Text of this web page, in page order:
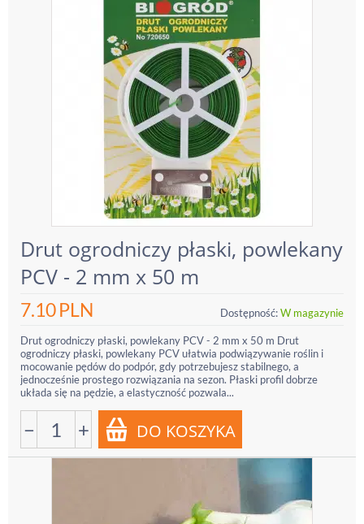
Drut ogrodniczy płaski, powlekany
PCV - 2 mm x 50 m
7.10PLN Dostępność:W magazynie
Drut ogrodniczy płaski, powlekany PCV - 2 mm x 50 m Drut
ogrodniczy płaski, powlekany PCV ułatwia podwiązywanie roślin i
mocowanie pędów do podpór, gdy potrzebujesz stabilnego, a
jednocześnie prostego rozwiązania na sezon. Płaski profil dobrze
układa się na pędzie, a elastyczność pozwala...
− +